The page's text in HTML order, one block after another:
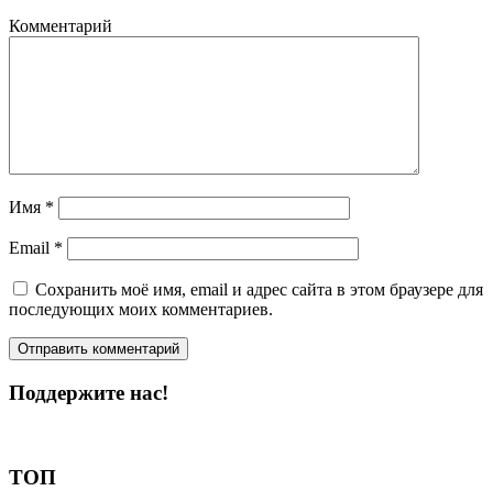
Комментарий
Имя *
Email *
Сохранить моё имя, email и адрес сайта в этом браузере для
последующих моих комментариев.
Поддержите нас!
ТОП